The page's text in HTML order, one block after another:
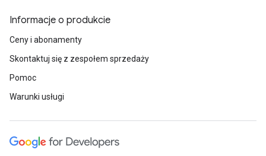
Informacje o produkcie
Ceny i abonamenty
Skontaktuj się z zespołem sprzedaży
Pomoc
Warunki usługi